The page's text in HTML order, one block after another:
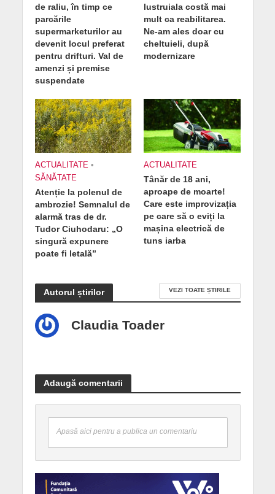
de raliu, în timp ce
parcările
supermarketurilor au
devenit locul preferat
pentru drifturi. Val de
amenzi și premise
suspendate
lustruiala costă mai
mult ca reabilitarea.
Ne-am ales doar cu
cheltuieli, după
modernizare
ACTUALITATE •
SĂNĂTATE
Atenție la polenul de
ambrozie! Semnalul de
alarmă tras de dr.
Tudor Ciuhodaru: „O
singură expunere
poate fi letală”
ACTUALITATE
Tânăr de 18 ani,
aproape de moarte!
Care este improvizația
pe care să o eviți la
mașina electrică de
tuns iarba
Autorul știrilor VEZI TOATE ȘTIRILE
Claudia Toader
Adaugă comentarii
Apasă aici pentru a publica un comentariu